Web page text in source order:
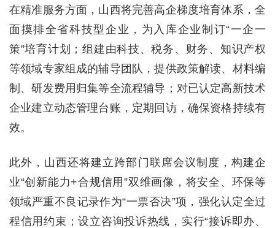
在精准服务方面，山西将完善高企梯度培育体系，全
面摸排全省科技型企业，为入库企业制订“一企一
策”培育计划；组建由科技、税务、财务、知识产权
等领域专家组成的辅导团队，提供政策解读、材料编
制、研发费用归集等全流程辅导；对已认定高新技术
企业建立动态管理台账，定期回访，确保资格持续有
效。
此外，山西还将建立跨部门联席会议制度，构建企
业“创新能力+合规信用”双维画像，将安全、环保等
领域严重不良记录作为“一票否决”项，强化认定全过
程信用约束；设立咨询投诉热线，实行“接诉即办、